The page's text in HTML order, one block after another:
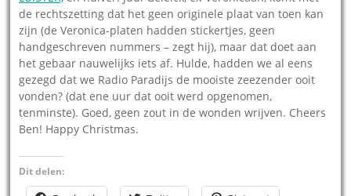
de rechtszetting dat het geen originele plaat van toen kan
zijn (de Veronica-platen hadden stickertjes, geen
handgeschreven nummers – zegt hij), maar dat doet aan
het gebaar nauwelijks iets af. Hulde, hadden we al eens
gezegd dat we Radio Paradijs de mooiste zeezender ooit
vonden? (dat ene uur dat ooit werd opgenomen,
tenminste). Goed, geen zout in de wonden wrijven. Cheers
Ben! Happy Christmas.
Dit delen: